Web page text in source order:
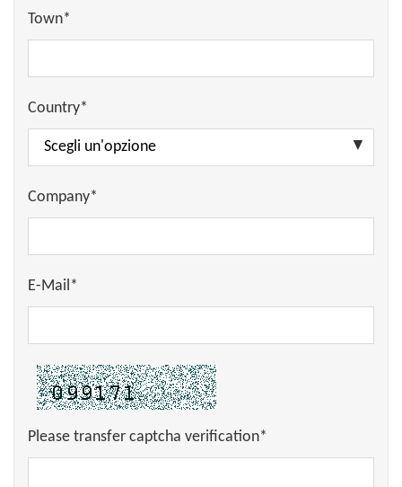
Town*
Country*
Company*
E-Mail*
Please transfer captcha verification*